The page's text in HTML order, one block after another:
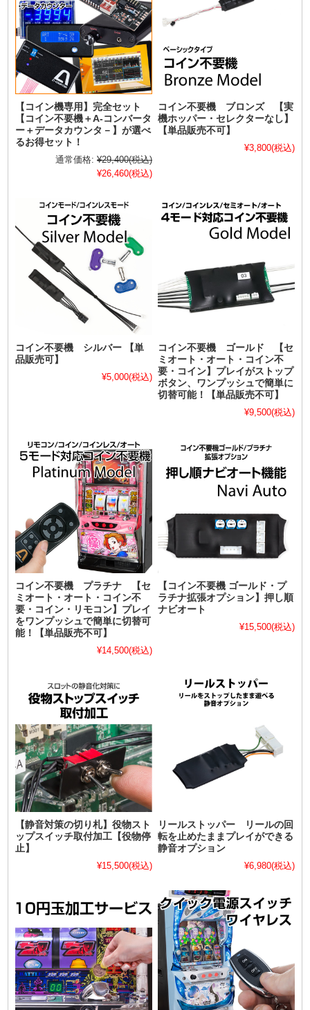
【コイン機専用】完全セット
【コイン不要機＋A-コンバータ
ー＋データカウンタ－】が選べ
るお得セット！
通常価格: ¥29,400(税込)
¥26,460(税込)
コイン不要機 ブロンズ 【実
機ホッパー・セレクターなし】
【単品販売不可】
¥3,800(税込)
コイン不要機 シルバー 【単
品販売可】
¥5,000(税込)
コイン不要機 ゴールド 【セ
ミオート・オート・コイン不
要・コイン】プレイがストップ
ボタン、ワンプッシュで簡単に
切替可能！【単品販売不可】
¥9,500(税込)
コイン不要機 プラチナ 【セ
ミオート・オート・コイン不
要・コイン・リモコン】プレイ
をワンプッシュで簡単に切替可
能！【単品販売不可】
¥14,500(税込)
【コイン不要機 ゴールド・プ
ラチナ拡張オプション】押し順
ナビオート
¥15,500(税込)
【静音対策の切り札】役物スト
ップスイッチ取付加工【役物停
止】
¥15,500(税込)
リールストッパー リールの回
転を止めたままプレイができる
静音オプション
¥6,980(税込)